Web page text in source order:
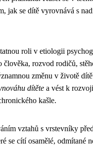
jak se dítě vyrovnává s
roli v etiologii
člověka, rozvod rodičů,
změnu v životě
dítěte a vést k
kašle.
vztahů s vrstevníky
se cítí osamělé, odmítané